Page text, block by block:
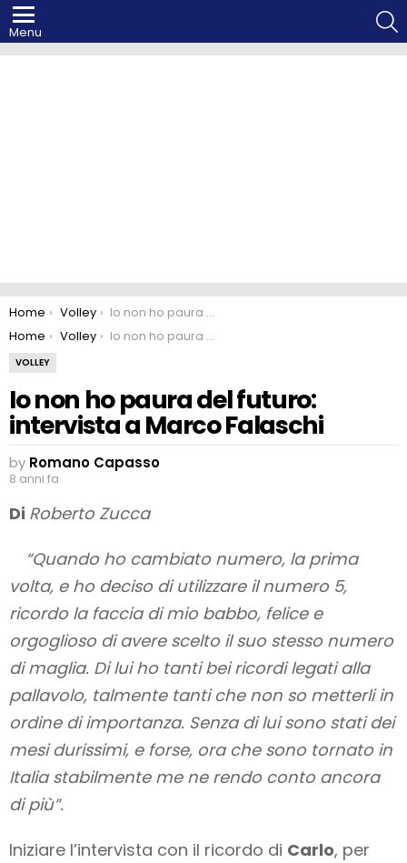
Menu
You are here:
Home Volley
Io non ho paura del futuro: intervista a Marco Falaschi
You are here:
Home Volley Io non ho paura del futuro: intervista a Marco Falaschi
VOLLEY
Io non ho paura del futuro:
intervista a Marco Falaschi
by Romano Capasso
8 anni fa
Di Roberto Zucca
“Quando ho cambiato numero, la prima
volta, e ho deciso di utilizzare il numero 5,
ricordo la faccia di mio babbo, felice e
orgoglioso di avere scelto il suo stesso numero
di maglia. Di lui ho tanti bei ricordi legati alla
pallavolo, talmente tanti che non so metterli in
ordine di importanza. Senza di lui sono stati dei
mesi durissimi, e forse, ora che sono tornato in
Italia stabilmente me ne rendo conto ancora
di più”.
Iniziare l’intervista con il ricordo di Carlo, per